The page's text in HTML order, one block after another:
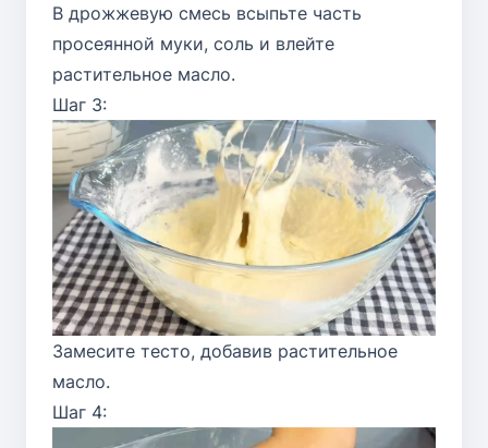
В дрожжевую смесь всыпьте часть
просеянной муки, соль и влейте
растительное масло.
Шаг 3:
Замесите тесто, добавив растительное
масло.
Шаг 4: